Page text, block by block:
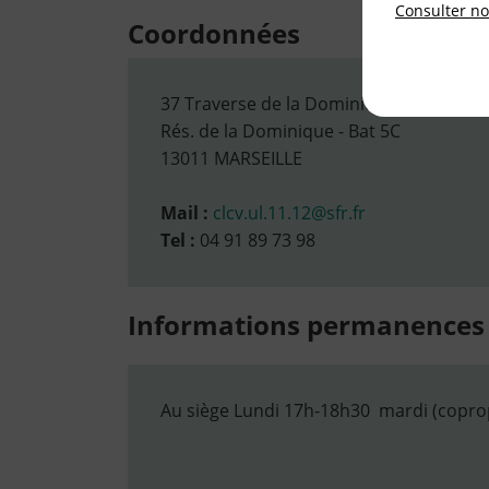
Coordonnées
37 Traverse de la Dominique
Rés. de la Dominique - Bat 5C
13011 MARSEILLE
Mail : clcv.ul.11.12@sfr.fr
Tel : 04 91 89 73 98
Informations permanences
Au siège Lundi 17h-18h30 mardi
Consulter